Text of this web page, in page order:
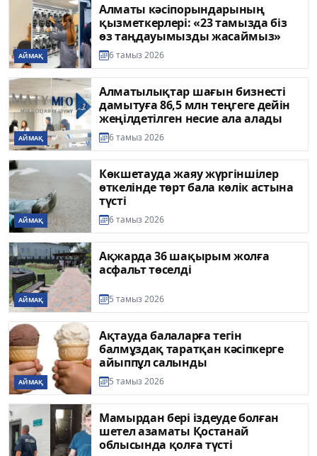
АЙМАҚ
Алматы кәсіпорындарының
қызметкерлері: «23 тамызда біз
өз таңдауымызды жасаймыз»
6 тамыз 2026
АЙМАҚ
Алматылықтар шағын бизнесті
дамытуға 86,5 млн теңгеге дейін
жеңілдетілген несие ала алады
6 тамыз 2026
АЙМАҚ
Көкшетауда жаяу жүргіншілер
өткелінде төрт бала көлік астына
түсті
6 тамыз 2026
АЙМАҚ
Ақжарда 36 шақырым жолға
асфальт төселді
5 тамыз 2026
АЙМАҚ
Ақтауда балаларға тегін
балмұздақ таратқан кәсіпкерге
айыппұл салынды
5 тамыз 2026
Мамырдан бері іздеуде болған
шетел азаматы Қостанай
облысында қолға түсті